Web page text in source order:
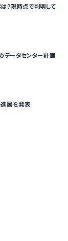
現時点で判明して
データセンター計画
展を発表